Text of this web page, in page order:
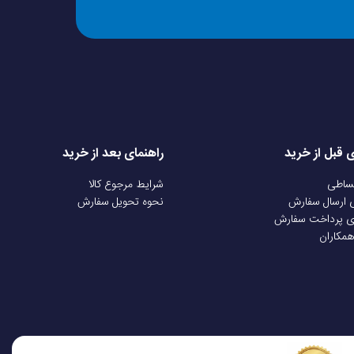
قبل از خرید
ارسال سفارش
پرداخت سفارش
راهنمای بعد از خرید
شرایط مرجوع کالا
نحوه تحویل سفارش